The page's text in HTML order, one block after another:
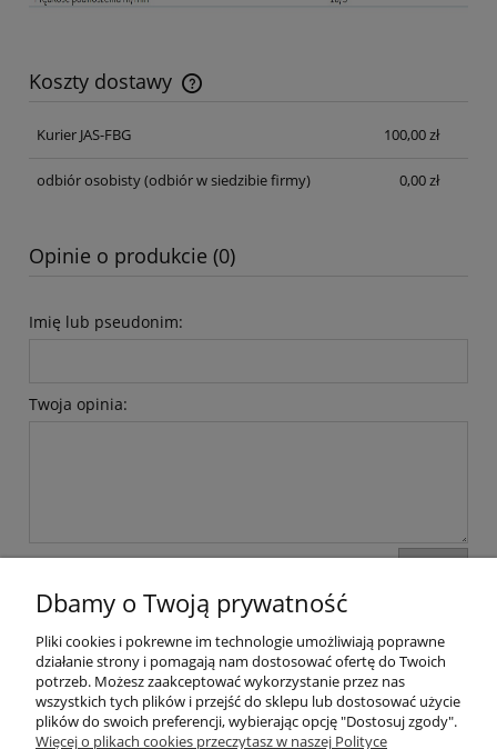
Koszty dostawy
Cena nie zawiera ewentualnych kosztów płatności
Kurier JAS-FBG
100,00 zł
odbiór osobisty(odbiór w siedzibie firmy) 0,00 zł
Opinie o produkcie (0)
Imię lub pseudonim:
Twoja opinia:
Moje konto
Płatności i dostawa
Dbamy o Twoją prywatność
Pliki cookies i pokrewne im technologie umożliwiają poprawne
działanie strony i pomagają nam dostosować ofertę do Twoich
potrzeb. Możesz zaakceptować wykorzystanie przez nas
wszystkich tych plików i przejść do sklepu lub dostosować użycie
plików do swoich preferencji, wybierając opcję "Dostosuj zgody".
Więcej o plikach cookies przeczytasz w naszej Polityce